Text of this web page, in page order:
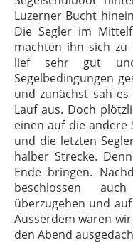
Luzerner Bucht
Die Segler im
machten ihn sich zu
lief sehr gut
Segelbedingungen
und zunächst sah
Lauf aus. Doch
einen auf die andere
und die letzten
halber Strecke.
Ende bringen.
beschlossen
überzugehen und
Ausserdem waren
den Abend